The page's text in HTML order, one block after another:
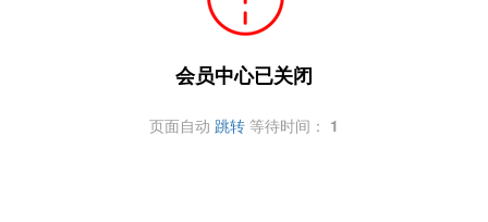
会员中心已关闭
页面自动 跳转 等待时间： 1